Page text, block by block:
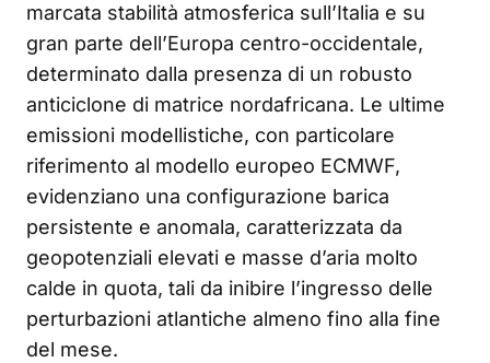
marcata stabilità atmosferica sull’Italia e su
gran parte dell’Europa centro-occidentale,
determinato dalla presenza di un robusto
anticiclone di matrice nordafricana. Le ultime
emissioni modellistiche, con particolare
riferimento al modello europeo ECMWF,
evidenziano una configurazione barica
persistente e anomala, caratterizzata da
geopotenziali elevati e masse d’aria molto
calde in quota, tali da inibire l’ingresso delle
perturbazioni atlantiche almeno fino alla fine
del mese.